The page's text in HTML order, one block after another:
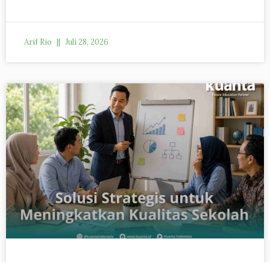
Arif Rio Juli 28, 2026